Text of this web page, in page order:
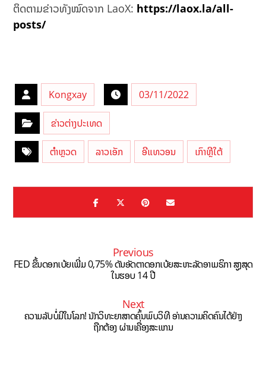
ຕິດຕາມຂ່າວທັງໝົດຈາກ LaoX: https://laox.la/all-
posts/
Kongxay 03/11/2022
ຂ່າວຕ່າງປະເທດ
ຕຳຫຼວດ ລາວເອັກ ອີແທວອນ ເກົາຫຼີໃຕ້
Previous
FED ຂຶ້ນດອກເບ້ຍເພີ່ມ 0,75% ດັນອັດຕາດອກເບ້ຍສະຫະລັດອາເມຣິກາ ສູງສຸດ
ໃນຮອບ 14 ປີ
Next
ຄວາມລັບບໍ່ມີໃນໂລກ! ນັກວິທະຍາສາດຄົ້ນພົບວິທີ ອ່ານຄວາມຄິດຄົນໄດ້ຢ່າງ
ຖືກຕ້ອງ ຜ່ານເຄື່ອງສະແກນ